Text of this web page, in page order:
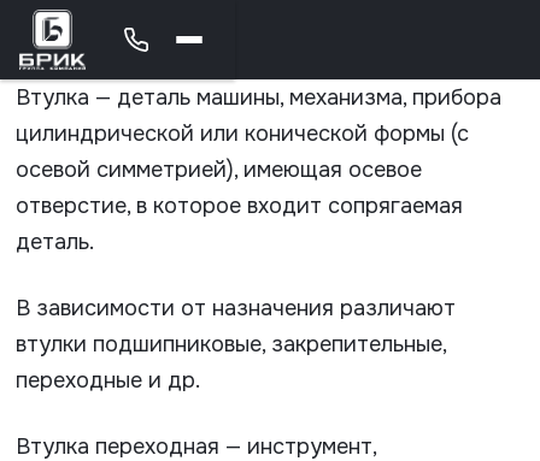
Втулка — деталь машины, механизма, прибора
цилиндрической или конической формы (с
осевой симметрией), имеющая осевое
отверстие, в которое входит сопрягаемая
деталь.
В зависимости от назначения различают
втулки подшипниковые, закрепительные,
переходные и др.
Втулка переходная — инструмент,